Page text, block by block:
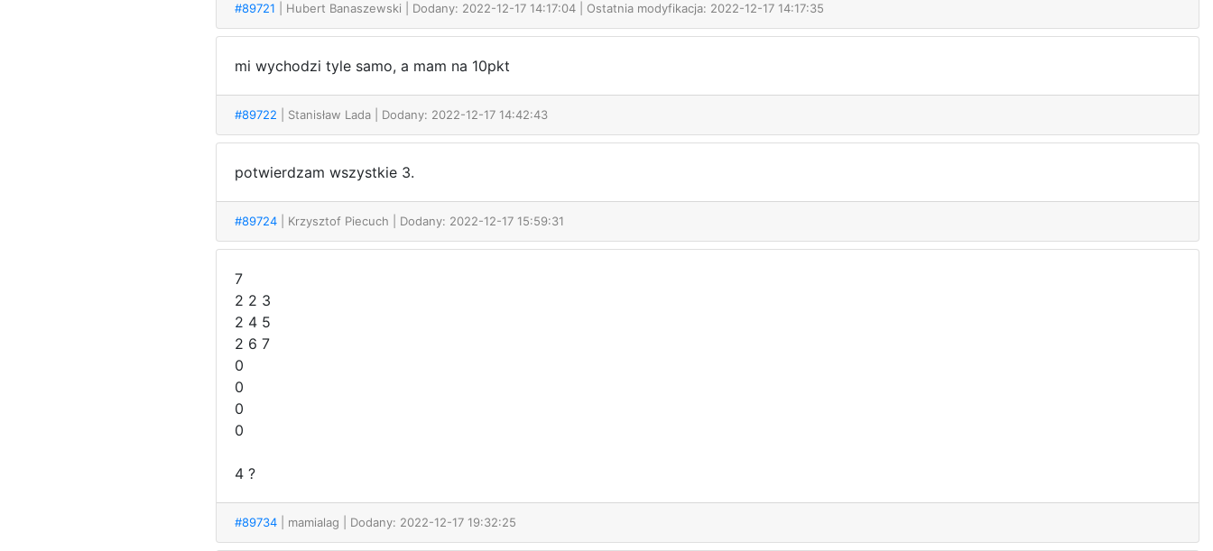
#89721 | Hubert Banaszewski | Dodany: 2022-12-17 14:17:04 | Ostatnia modyfikacja: 2022-12-17 14:17:35
mi wychodzi tyle samo, a mam na 10pkt
#89722 | Stanisław Lada | Dodany: 2022-12-17 14:42:43
potwierdzam wszystkie 3.
#89724 | Krzysztof Piecuch | Dodany: 2022-12-17 15:59:31
7
2 2 3
2 4 5
2 6 7
0
0
0
0
4 ?
#89734 | mamialag | Dodany: 2022-12-17 19:32:25